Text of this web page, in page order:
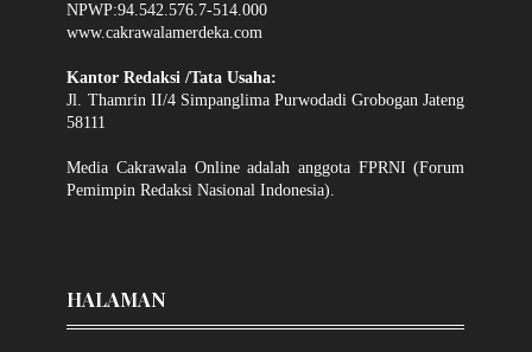
NPWP:94.542.576.7-514.000
www.cakrawalamerdeka.com
Kantor Redaksi /Tata Usaha:
Jl. Thamrin II/4 Simpanglima Purwodadi Grobogan Jateng
58111
Media Cakrawala Online adalah anggota FPRNI (Forum
Pemimpin Redaksi Nasional Indonesia).
HALAMAN